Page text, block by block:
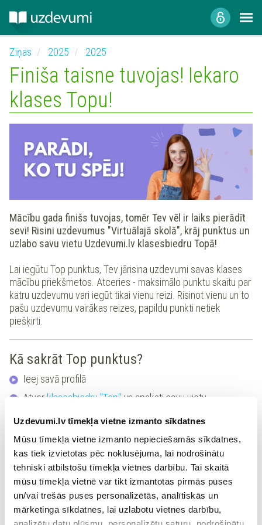
Uzdevumi.lv tīmekļa vietne izmanto sīkdatnes
Mūsu tīmekļa vietne izmanto nepieciešamās sīkdatnes,
kas tiek izvietotas pēc noklusējuma, lai nodrošinātu
tehniski atbilstošu tīmekļa vietnes darbību. Tai skaitā
mūsu tīmekļa vietnē var tikt izmantotas pirmās puses
un/vai trešās puses personalizētās, analītiskās un
mārketinga sīkdatnes, lai uzlabotu vietnes darbību,
Ziņas 2025 2025
Finiša taisne tuvojas! Iekaro
klases Topu!
Mācību gada finišs tuvojas, tomēr Tev vēl ir laiks pierādīt
sevi! Risini uzdevumus "Virtuālajā skolā", krāj punktus un
uzlabo savu vietu Uzdevumi.lv klasesbiedru Topā!
Lai iegūtu Top punktus, Tev jārisina uzdevumi savas klases
mācību priekšmetos. Atceries - maksimālo punktu skaitu par
katru uzdevumu vari iegūt tikai vienu reizi. Risinot vienu un to
pašu uzdevumu vairākas reizes, papildu punkti netiek
piešķirti.
Kā sakrāt Top punktus?
Ieej savā profilā
Atver klasesbiedru "Top" un apskati savu vietu
Atver sadaļu
"Virtuālā skola"
Izvēlies mācību priekšmetu
Izvēlies kādu no savas klases tēmām
Sāc risināt uzdevumus un testus, ko vēl neesi pildījis
​ Par katru pareizo atbildi saņem Top punktus
Sākt krāt punktus